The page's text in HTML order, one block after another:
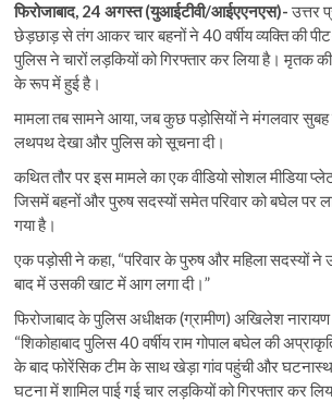
फिरोजाबाद, 24 अगस्त (युआईटीवी/आईएएनएस)-उत्तर
छेड़छाड़ से तंग आकर चार बहनों ने 40 वर्षीय व्यक्ति की
पुलिस ने चारों लड़कियों को गिरफ्तार कर लिया है। मृतक
के रूप में हुई है।
मामला तब सामने आया, जब कुछ पड़ोसियों ने मंगलवार
लथपथ देखा और पुलिस को सूचना दी।
कथित तौर पर इस मामले का एक वीडियो सोशल मीडिया
जिसमें बहनों और पुरुष सदस्यों समेत परिवार को बघेल पर
गया है।
एक पड़ोसी ने कहा, “परिवार के पुरुष और महिला सदस्यों ने
बाद में उसकी खाट में आग लगा दी।”
फिरोजाबाद के पुलिस अधीक्षक (ग्रामीण) अखिलेश
“शिकोहाबाद पुलिस 40 वर्षीय राम गोपाल बघेल की
के बाद फोरेंसिक टीम के साथ खेड़ा गांव पहुंची और
घटना में शामिल पाई गई चार लड़कियों को गिरफ्तार कर